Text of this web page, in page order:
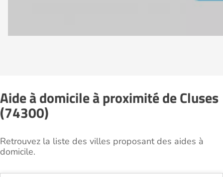
Aide à domicile à proximité de Cluses
(74300)
Retrouvez la liste des villes proposant des aides à
domicile.